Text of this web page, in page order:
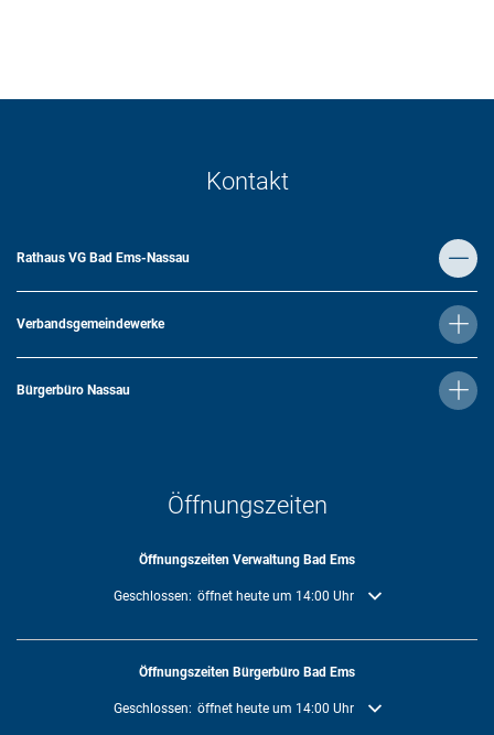
Kontakt
Rathaus VG Bad Ems-Nassau
Verbandsgemeindewerke
Bürgerbüro Nassau
Öffnungszeiten
Öffnungszeiten Verwaltung Bad Ems
Klicken, um weitere Öffnungs- oder Schließzeiten auszublenden
Geschlossen: öffnet heute um 14:00 Uhr
Öffnungszeiten Bürgerbüro Bad Ems
Klicken, um weitere Öffnungs- oder Schließzeiten auszublenden
Geschlossen: öffnet heute um 14:00 Uhr